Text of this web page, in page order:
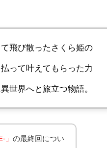
飛び散ったさくら姫の
って叶えてもらった力
世界へと旅立つ物語。
」 の最終回につい